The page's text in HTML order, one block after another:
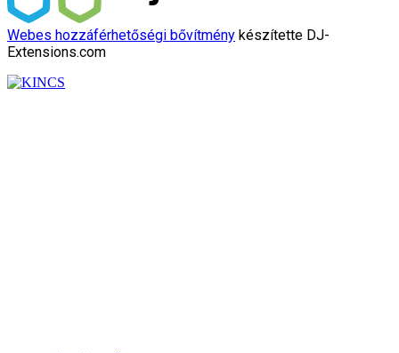
Webes hozzáférhetőségi bővítmény készítette DJ-
Extensions.com